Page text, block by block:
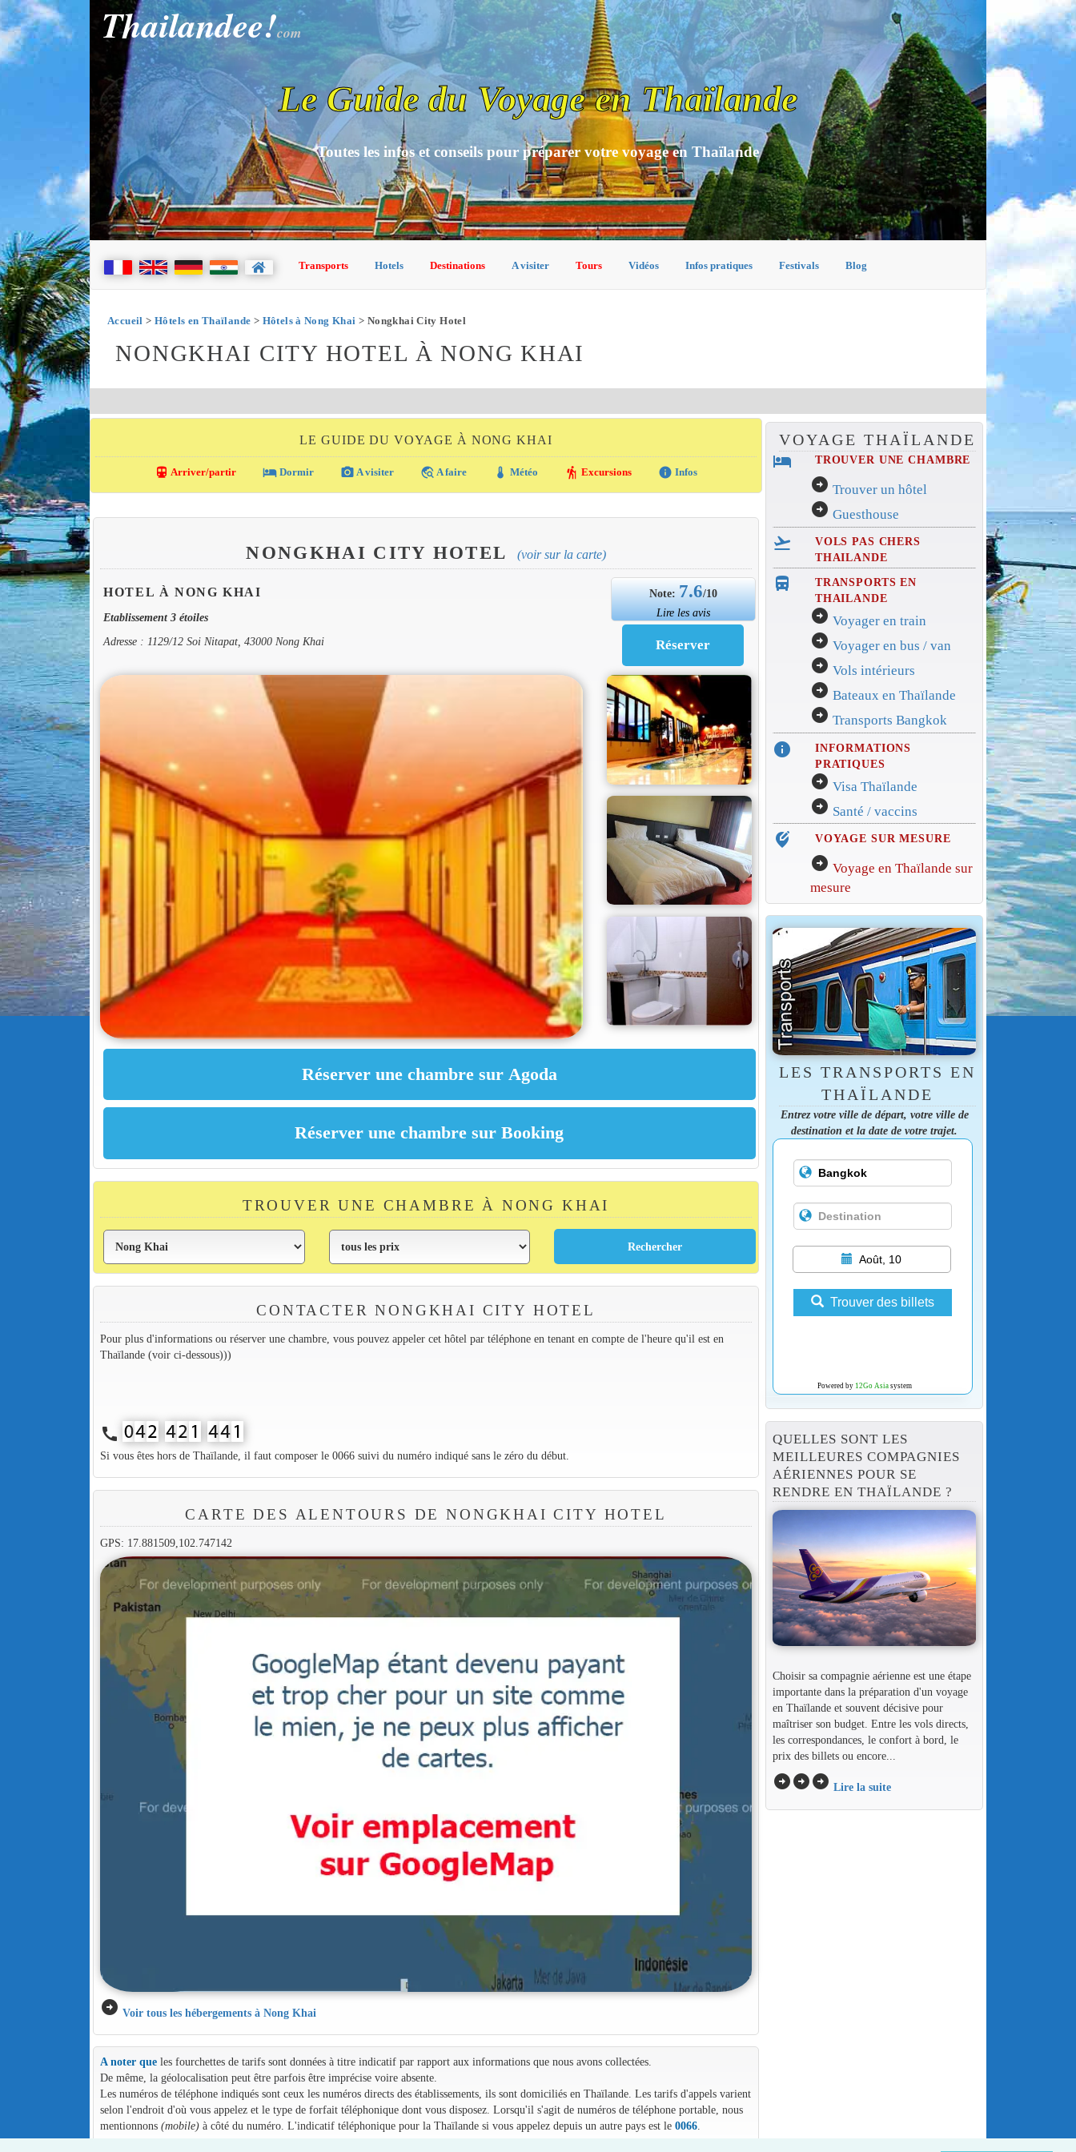
Thailandee!com
Le Guide du Voyage en Thaïlande
Toutes les infos et conseils pour préparer votre voyage en Thaïlande
Transports Hotels Destinations A visiter Tours Vidéos Infos pratiques Festivals Blog
Accueil > Hôtels en Thaïlande > Hôtels à Nong Khai > Nongkhai City Hotel
NONGKHAI CITY HOTEL À NONG KHAI
LE GUIDE DU VOYAGE À NONG KHAI
directions_transit Arriver/partir local_hotel Dormir photo_camera A visiter travel_explore A faire thermostat Météo hiking Excursions info Infos
NONGKHAI CITY HOTEL (voir sur la carte)
HOTEL À NONG KHAI
Etablissement 3 étoiles
Adresse : 1129/12 Soi Nitapat, 43000 Nong Khai
Note: 7.6/10
Lire les avis
TROUVER UNE CHAMBRE À NONG KHAI
CONTACTER NONGKHAI CITY HOTEL
Pour plus d'informations ou réserver une chambre, vous pouvez appeler cet hôtel par téléphone en tenant en compte de l'heure qu'il est en
Thaïlande (voir ci-dessous)))
call
Si vous êtes hors de Thaïlande, il faut composer le 0066 suivi du numéro indiqué sans le zéro du début.
CARTE DES ALENTOURS DE NONGKHAI CITY HOTEL
GPS: 17.881509,102.747142
arrow_circle_right Voir tous les hébergements à Nong Khai
A noter queles fourchettes de tarifs sont données à titre indicatif par rapport aux informations que nous avons collectées.
De même, la géolocalisation peut être parfois être imprécise voire absente.
Les numéros de téléphone indiqués sont ceux les numéros directs des établissements, ils sont domiciliés en Thaïlande. Les tarifs d'appels varient
selon l'endroit d'où vous appelez et le type de forfait téléphonique dont vous disposez. Lorsqu'il s'agit de numéros de téléphone portable, nous
mentionnons (mobile)à côté du numéro. L'indicatif téléphonique pour la Thaïlande si vous appelez depuis un autre pays est le 0066.
VOYAGE THAÏLANDE
hotel TROUVER UNE CHAMBRE
arrow_circle_right Trouver un hôtel
arrow_circle_right Guesthouse
flight_takeoff
VOLS PAS CHERS
THAILANDE
directions_bus_filled
TRANSPORTS EN
THAILANDE
arrow_circle_right Voyager en train
arrow_circle_right Voyager en bus / van
arrow_circle_right Vols intérieurs
arrow_circle_right Bateaux en Thaïlande
arrow_circle_right Transports Bangkok
info
INFORMATIONS
PRATIQUES
arrow_circle_right Visa Thaïlande
arrow_circle_right Santé / vaccins
edit_location_alt VOYAGE SUR MESURE
arrow_circle_right Voyage en Thaïlande sur
mesure
LES TRANSPORTS EN
THAÏLANDE
Entrez votre ville de départ, votre ville de
destination et la date de votre trajet.
Août, 10
Trouver des billets
Powered by 12Go Asiasystem
QUELLES SONT LES
MEILLEURES COMPAGNIES
AÉRIENNES POUR SE
RENDRE EN THAÏLANDE ?
Choisir sa compagnie aérienne est une étape
importante dans la préparation d'un voyage
en Thaïlande et souvent décisive pour
maîtriser son budget. Entre les vols directs,
les correspondances, le confort à bord, le
prix des billets ou encore...
arrow_circle_rightarrow_circle_rightarrow_circle_right Lire la suite